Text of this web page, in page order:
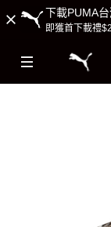
下載PUMA
即獲首下載禮